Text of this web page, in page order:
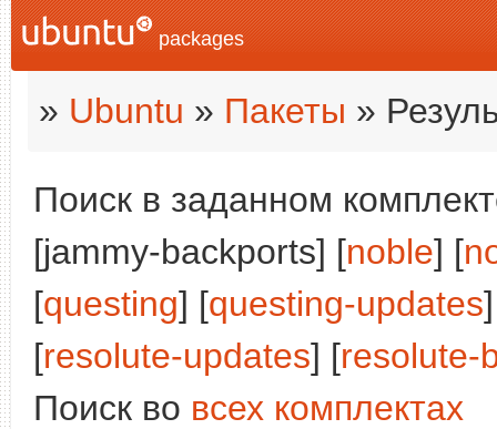
packages
» Ubuntu » Пакеты »
Поиск в заданном
[jammy-backports] [noble] [
[questing] [questing-updates
[resolute-updates] [resolute-
Поиск во всех комплектах